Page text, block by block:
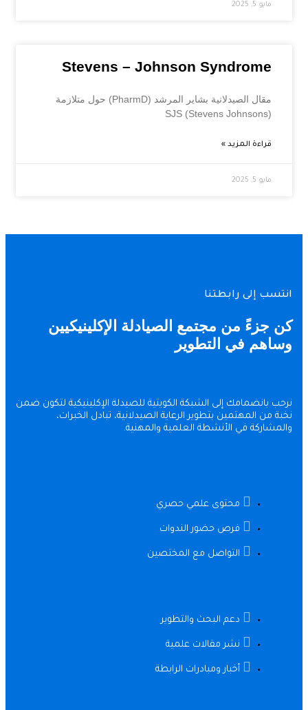
Stevens – Johnson Syndrome
مقال الصيدلانية بشاير المرشد (PharmD) حول متلازمة
قراءة المزيد »
إلى رابطتنا
من مجتمع الصيادلة الإكلينيكيين
في التطوير
بانضمامك إلى الشبكة الكويتية للصيدلة الإكلينيكية لتكون ضمن
من المهتمين بتطوير الرعاية الصيدلانية، تبادل الخبرات،
في الأنشطة العلمية والمهنية.
محتوى علمي حصري
فرص حضور الندوات
التواصل مع المختصين
دعم البحث والتطوير
نشر مقالات علمية
أخبار ومبادرات الرابطة